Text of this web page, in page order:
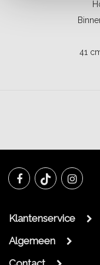
41
Klantenservice
Algemeen